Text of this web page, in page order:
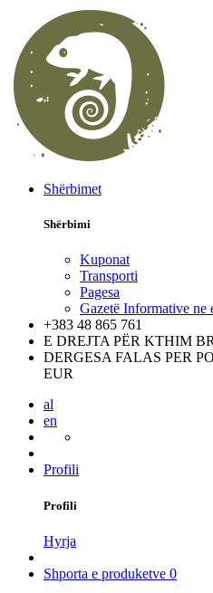
Shërbimet
Shërbimi
Kuponat
Transporti
Pagesa
Gazetë Informative ne
+383 48 865 761
E DREJTA PËR KTHIM
DERGESA FALAS PER
EUR
al
en
Profili
Profili
Hyrja
Shporta e produketve 0